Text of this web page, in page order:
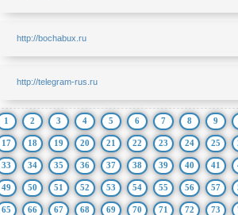
http://bochabux.ru
http://telegram-rus.ru
1 2 3 4 5 6 7 8 9
17 18 19 20 21 22 23 24 25
33 34 35 36 37 38 39 40 41
49 50 51 52 53 54 55 56 57
65 66 67 68 69 70 71 72 73